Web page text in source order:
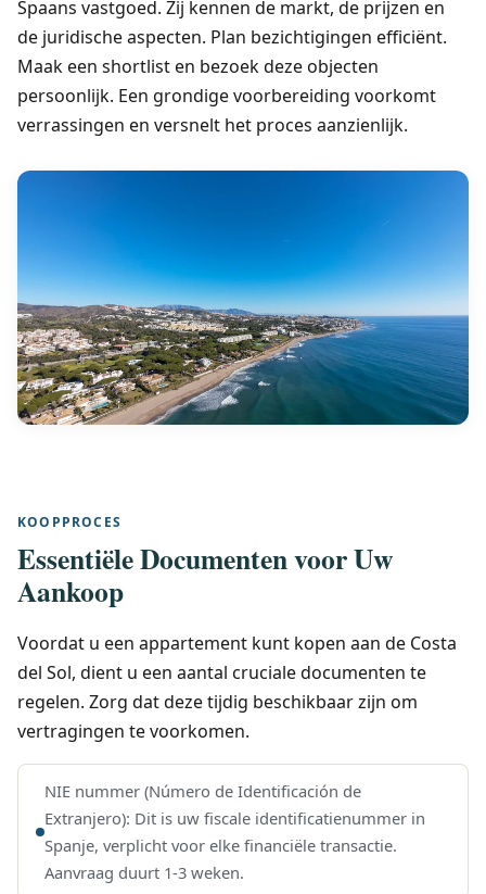
Spaans vastgoed. Zij kennen de markt, de prijzen en
de juridische aspecten. Plan bezichtigingen efficiënt.
Maak een shortlist en bezoek deze objecten
persoonlijk. Een grondige voorbereiding voorkomt
verrassingen en versnelt het proces aanzienlijk.
KOOPPROCES
Essentiële Documenten voor Uw
Aankoop
Voordat u een appartement kunt kopen aan de Costa
del Sol, dient u een aantal cruciale documenten te
regelen. Zorg dat deze tijdig beschikbaar zijn om
vertragingen te voorkomen.
NIE nummer (Número de Identificación de
Extranjero): Dit is uw fiscale identificatienummer in
Spanje, verplicht voor elke financiële transactie.
Aanvraag duurt 1-3 weken.